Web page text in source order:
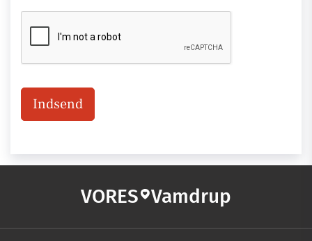
Indsend
VORES Vamdrup